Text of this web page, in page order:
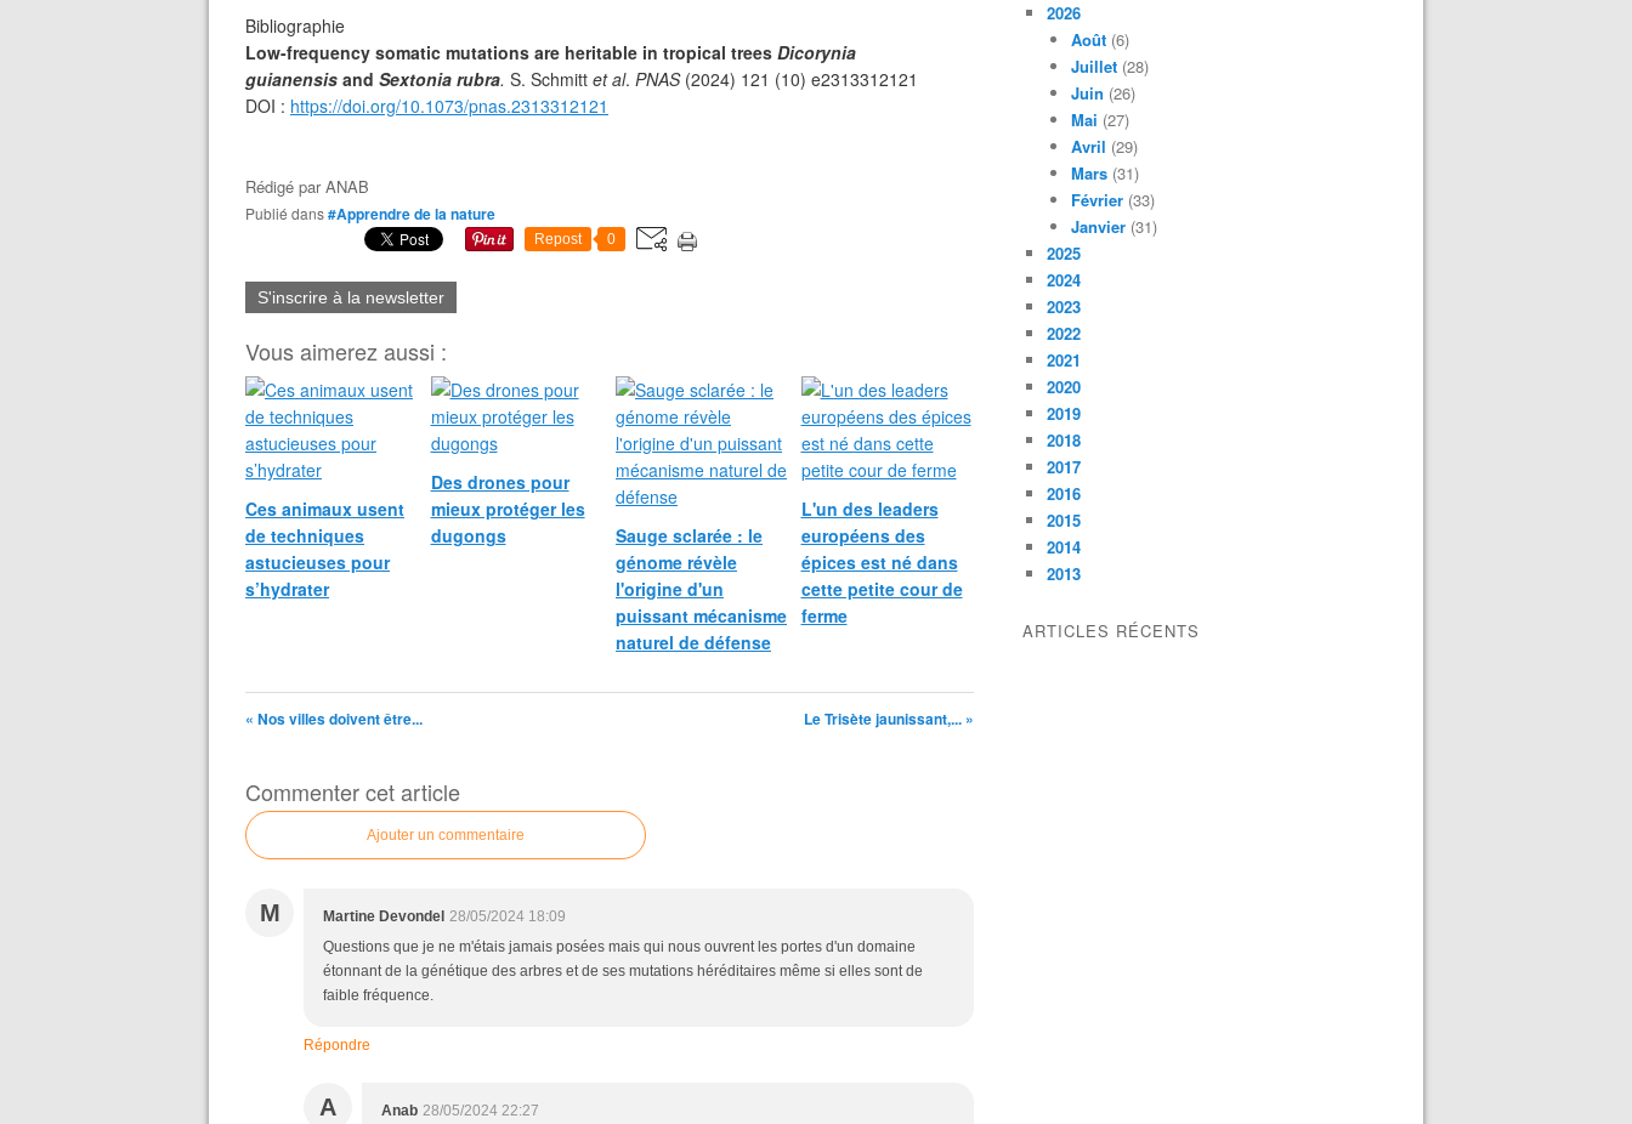
Bibliographie
Low-frequency somatic mutations are heritable in tropical trees Dicorynia
guianensis and Sextonia rubra. S. Schmitt et al. PNAS (2024) 121 (10) e2313312121
DOI : https://doi.org/10.1073/pnas.2313312121
Rédigé parANAB
Publié dans#Apprendre de la nature
Repost 0
S'inscrire à la newsletter
Vous aimerez aussi :
Ces animaux usent
de techniques
astucieuses pour
s’hydrater
Des drones pour
mieux protéger les
dugongs
Sauge sclarée : le
génome révèle
l'origine d'un
puissant mécanisme
naturel de défense
L'un des leaders
européens des
épices est né dans
cette petite cour de
ferme
« Nos villes doivent être... Le Trisète jaunissant,... »
Commenter cet article
Ajouter un commentaire
M Martine Devondel 28/05/2024 18:09
Questions que je ne m'étais jamais posées mais qui nous ouvrent les portes d'un domaine
étonnant de la génétique des arbres et de ses mutations héréditaires même si elles sont de
faible fréquence.
Répondre
A Anab 28/05/2024 22:27
2026
Août (6)
Juillet (28)
Juin (26)
Mai (27)
Avril (29)
Mars (31)
Février (33)
Janvier (31)
2025
2024
2023
2022
2021
2020
2019
2018
2017
2016
2015
2014
2013
ARTICLES RÉCENTS